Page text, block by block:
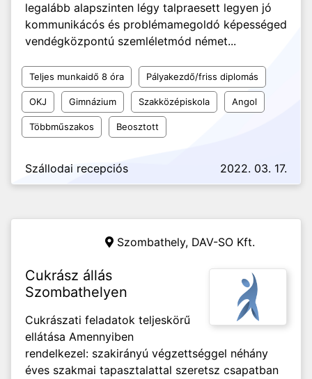
legalább alapszinten légy talpraesett legyen jó
kommunikácós és problémamegoldó képességed
vendégközpontú szemléletmód német...
Teljes munkaidő 8 óra Pályakezdő/friss diplomás
OKJ Gimnázium Szakközépiskola Angol
Többműszakos Beosztott
Szállodai recepciós 2022. 03. 17.
Szombathely, DAV-SO Kft.
Cukrász állás
Szombathelyen
Cukrászati feladatok teljeskörű
ellátása Amennyiben
rendelkezel: szakirányú végzettséggel néhány
éves szakmai tapasztalattal szeretsz csapatban